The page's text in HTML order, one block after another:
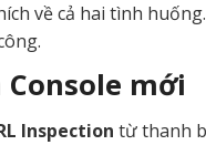
về cả hai tình
mới
Inspection từ thanh